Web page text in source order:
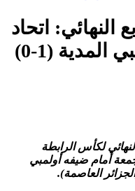
النهائي: اتحاد
المدية (1-0)
لكأس الرابطة
أمام ضيفه أولمبي